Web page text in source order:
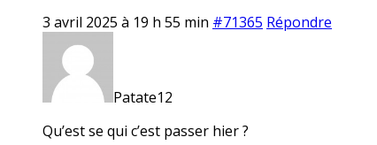
3 avril 2025 à 19 h 55 min #71365 Répondre
Patate12
Qu’est se qui c’est passer hier ?